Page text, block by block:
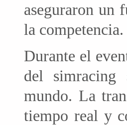
aseguraron un
la competencia.
Durante el
del simracing
mundo. La
tiempo real y